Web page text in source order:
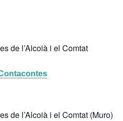
de l’Alcoià i el Comtat
de l’Alcoià i el Comtat (Muro)